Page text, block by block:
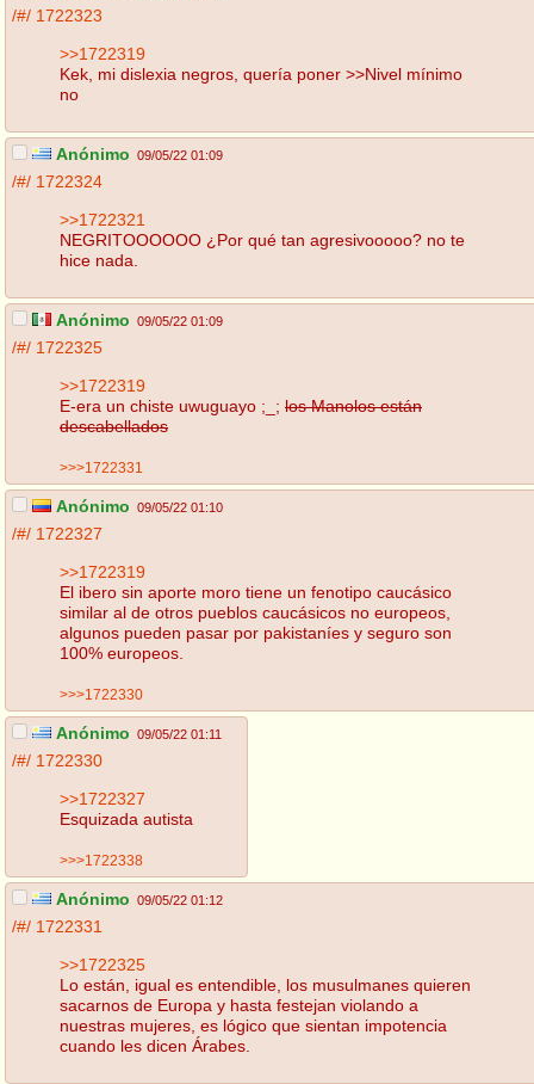
/#/ 1722323
>>1722319
Kek, mi dislexia negros, quería poner >>Nivel mínimo
no
Anónimo 09/05/22 01:09
/#/ 1722324
>>1722321
NEGRITOOOOOO ¿Por qué tan agresivooooo? no te
hice nada.
Anónimo 09/05/22 01:09
/#/ 1722325
>>1722319
E-era un chiste uwuguayo ;_; los Manolos están
descabellados
>>>1722331
Anónimo 09/05/22 01:10
/#/ 1722327
>>1722319
El ibero sin aporte moro tiene un fenotipo caucásico
similar al de otros pueblos caucásicos no europeos,
algunos pueden pasar por pakistaníes y seguro son
100% europeos.
>>>1722330
Anónimo 09/05/22 01:11
/#/ 1722330
>>1722327
Esquizada autista
>>>1722338
Anónimo 09/05/22 01:12
/#/ 1722331
>>1722325
Lo están, igual es entendible, los musulmanes quieren
sacarnos de Europa y hasta festejan violando a
nuestras mujeres, es lógico que sientan impotencia
cuando les dicen Árabes.